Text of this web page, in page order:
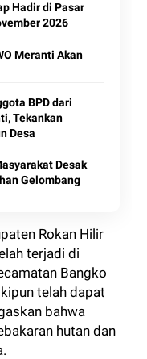
Hadir di Pasar
2026
Meranti Akan
BPD dari
Tekankan
Desa
Desak
Gelombang
Rokan Hilir
terjadi di
Bangko
telah dapat
bahwa
hutan dan